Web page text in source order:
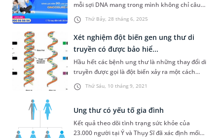
Thứ Bảy, 28 tháng 6, 2025
mỗi sợi DNA mang trong mình không chỉ câu
chuyện của quá khứ mà còn là những tín hiệu
quý giá dự báo sức khỏe tương lai. Trong thời
đại y học phát triển, xét nghiệm tầm soát gen
đang trở thành chìa khóa giúp con người chủ
động phát hiện sớm các bệnh l...
Thứ Sáu, 10 tháng 9, 2021
Xét nghiệm đột biến gen ung thư di
truyền có được bảo hiể...
Hầu hết các bệnh ung thư là những thay đổi di
truyền được gọi là đột biến xảy ra một cách
ngẫu nhiên ở bất kì tế bào nào trong cơ thể
trong suốt cuộc đời. Chúng được gọi là những
người mắc ung thư di truyền, xuất hiện các đột
biến làm tăng nguy cơ mắc un...
Ung thư có yếu tố gia đình
Kết quả theo dõi tình trạng sức khỏe của
23.000 người tại Ý và Thụy Sĩ đã xác định mối